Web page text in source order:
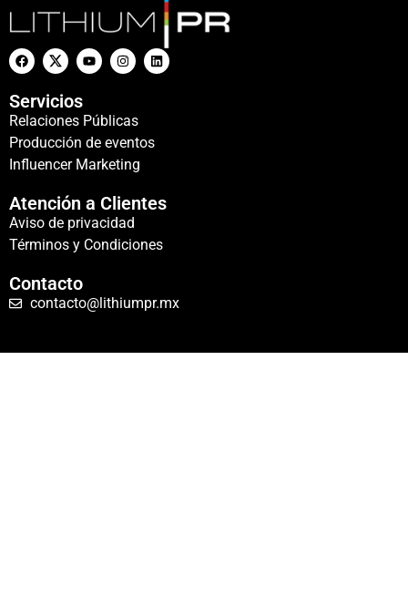
Servicios
Relaciones Públicas
Producción de eventos
Influencer Marketing
Atención a Clientes
Aviso de privacidad
Términos y Condiciones
Contacto
contacto@lithiumpr.mx